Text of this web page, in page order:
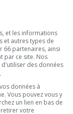
!!
et les informations
et autres types de
66 partenaires, ainsi
par ce site. Nos
des données
données à
Vous pouvez vous y
un lien en bas de
votre